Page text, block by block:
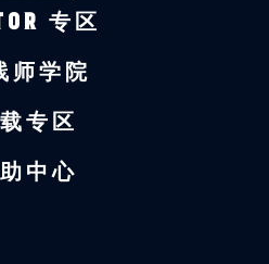
专区
师学院
载专区
中心